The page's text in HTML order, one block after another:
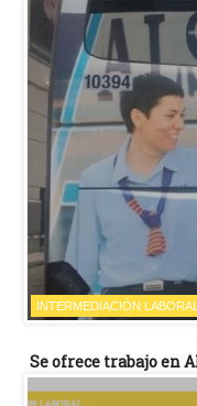
INTERMEDIACIÓN LABORAL
Se ofrece trabajo en